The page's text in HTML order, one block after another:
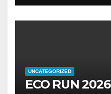
UNCATEGORIZED
ECO RUN 2026